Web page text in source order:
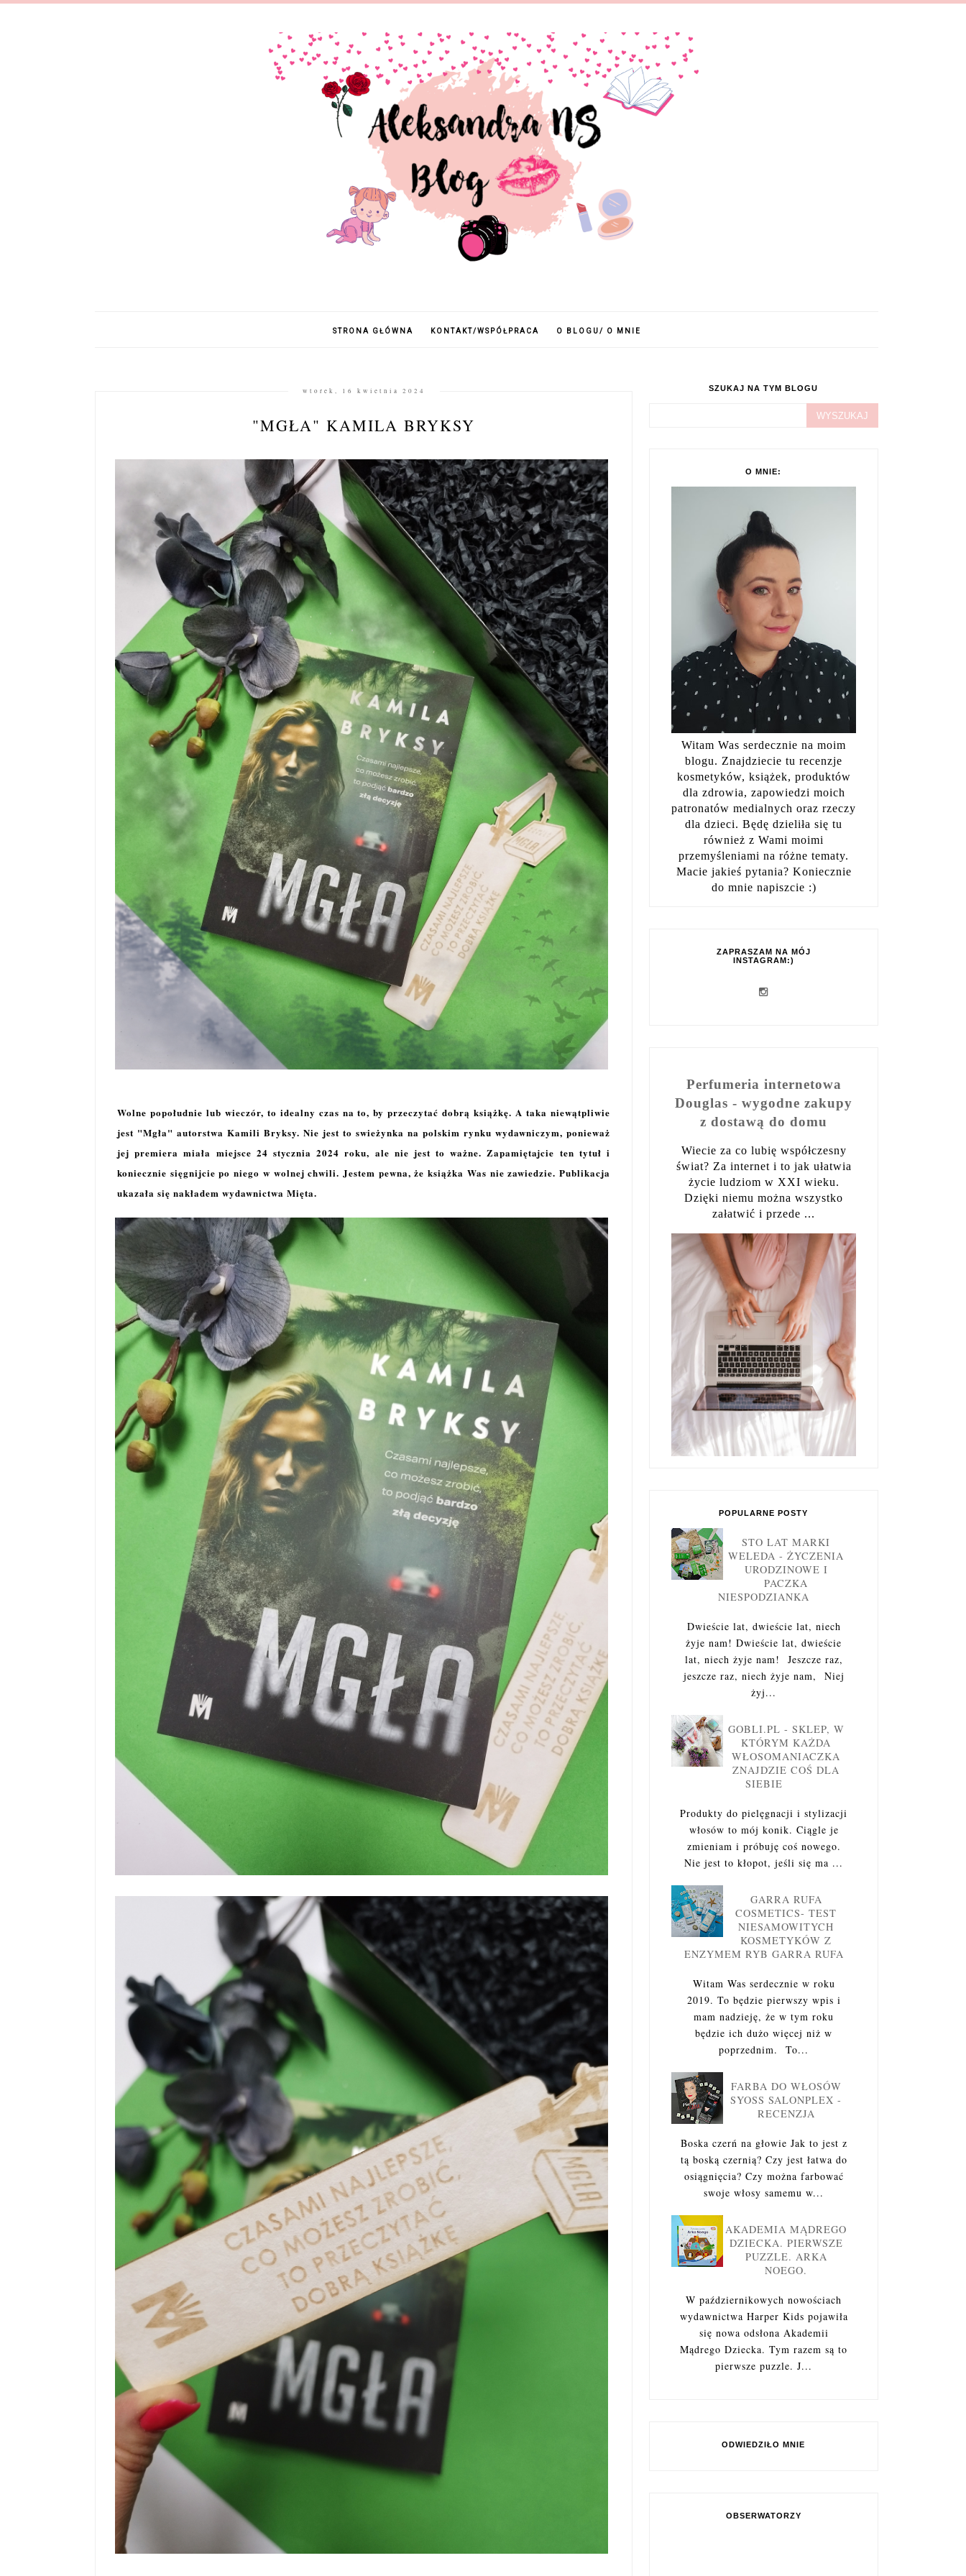
STRONA GŁÓWNA KONTAKT/WSPÓŁPRACA O BLOGU/ O MNIE
wtorek, 16 kwietnia 2024
"MGŁA" KAMILA BRYKSY
Wolne popołudnie lub wieczór, to idealny czas na to, by przeczytać dobrą książkę. A taka niewątpliwie
jest "Mgła" autorstwa Kamili Bryksy. Nie jest to swieżynka na polskim rynku wydawniczym, ponieważ
jej premiera miała miejsce 24 stycznia 2024 roku, ale nie jest to ważne. Zapamiętajcie ten tytuł i
koniecznie sięgnijcie po niego w wolnej chwili. Jestem pewna, że książka Was nie zawiedzie. Publikacja
ukazała się nakładem wydawnictwa Mięta.
SZUKAJ NA TYM BLOGU
O MNIE:
Witam Was serdecznie na moim
blogu. Znajdziecie tu recenzje
kosmetyków, książek, produktów
dla zdrowia, zapowiedzi moich
patronatów medialnych oraz rzeczy
dla dzieci. Będę dzieliła się tu
również z Wami moimi
przemyśleniami na różne tematy.
Macie jakieś pytania? Koniecznie
do mnie napiszcie :)
ZAPRASZAM NA MÓJ
INSTAGRAM:)
Perfumeria internetowa
Douglas - wygodne zakupy
z dostawą do domu
Wiecie za co lubię współczesny
świat? Za internet i to jak ułatwia
życie ludziom w XXI wieku.
Dzięki niemu można wszystko
załatwić i przede ...
POPULARNE POSTY
STO LAT MARKI
WELEDA - ŻYCZENIA
URODZINOWE I
PACZKA
NIESPODZIANKA
Dwieście lat, dwieście lat, niech
żyje nam! Dwieście lat, dwieście
lat, niech żyje nam! Jeszcze raz,
jeszcze raz, niech żyje nam, Niej
żyj...
GOBLI.PL - SKLEP, W
KTÓRYM KAŻDA
WŁOSOMANIACZKA
ZNAJDZIE COŚ DLA
SIEBIE
Produkty do pielęgnacji i stylizacji
włosów to mój konik. Ciągle je
zmieniam i próbuję coś nowego.
Nie jest to kłopot, jeśli się ma ...
GARRA RUFA
COSMETICS- TEST
NIESAMOWITYCH
KOSMETYKÓW Z
ENZYMEM RYB GARRA RUFA
Witam Was serdecznie w roku
2019. To będzie pierwszy wpis i
mam nadzieję, że w tym roku
będzie ich dużo więcej niż w
poprzednim. To...
FARBA DO WŁOSÓW
SYOSS SALONPLEX -
RECENZJA
Boska czerń na głowie Jak to jest z
tą boską czernią? Czy jest łatwa do
osiągnięcia? Czy można farbować
swoje włosy samemu w...
AKADEMIA MĄDREGO
DZIECKA. PIERWSZE
PUZZLE. ARKA
NOEGO.
W październikowych nowościach
wydawnictwa Harper Kids pojawiła
się nowa odsłona Akademii
Mądrego Dziecka. Tym razem są to
pierwsze puzzle. J...
ODWIEDZIŁO MNIE
OBSERWATORZY